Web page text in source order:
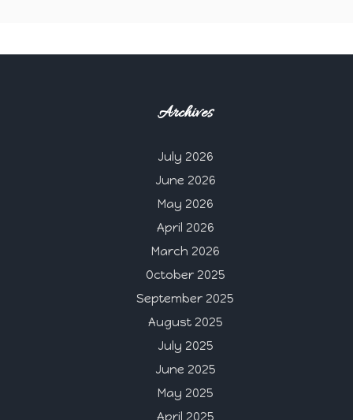
Archives
July 2026
June 2026
May 2026
April 2026
March 2026
October 2025
September 2025
August 2025
July 2025
June 2025
May 2025
April 2025